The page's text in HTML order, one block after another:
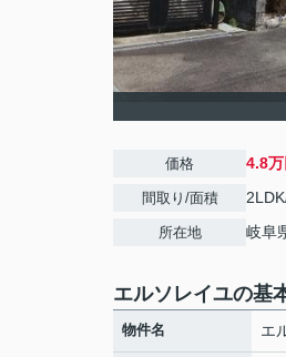
価格 4.8万
間取り/面積
所在地 岐阜
エルソレイユの基
物件名 エ